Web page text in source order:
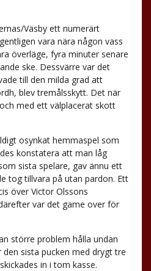
Väsby ett numerärt
vara nära någon vass
överläge, fyra minuter senare
ske. Dessvärre var det
till den milda grad att
blev tremålsskytt. Det när
med ett välplacerat skott
osynkat hemmaspel som
konstatera att man låg
sista spelare, gav ännu ett
tog tillvara på utan pardon. Ett
över Victor Olssons
var det game over för
större problem hålla undan
sista pucken med drygt tre
in i tom kasse.